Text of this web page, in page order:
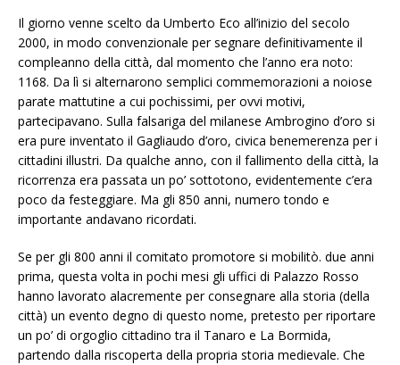
Il giorno venne scelto da Umberto Eco all’inizio del secolo
2000, in modo convenzionale per segnare definitivamente il
compleanno della città, dal momento che l’anno era noto:
1168. Da lì si alternarono semplici commemorazioni a noiose
parate mattutine a cui pochissimi, per ovvi motivi,
partecipavano. Sulla falsariga del milanese Ambrogino d’oro si
era pure inventato il Gagliaudo d’oro, civica benemerenza per i
cittadini illustri. Da qualche anno, con il fallimento della città, la
ricorrenza era passata un po’ sottotono, evidentemente c’era
poco da festeggiare. Ma gli 850 anni, numero tondo e
importante andavano ricordati.
Se per gli 800 anni il comitato promotore si mobilitò. due anni
prima, questa volta in pochi mesi gli uffici di Palazzo Rosso
hanno lavorato alacremente per consegnare alla storia (della
città) un evento degno di questo nome, pretesto per riportare
un po’ di orgoglio cittadino tra il Tanaro e La Bormida,
partendo dalla riscoperta della propria storia medievale. Che